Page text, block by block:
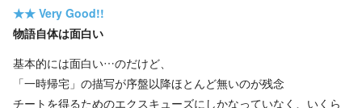
★★ Very Good!!
物語自体は面白い
基本的には面白い…のだけど、
「一時帰宅」の描写が序盤以降ほとんど無いのが残念
チートを得るためのエクスキューズにしかなっていなく、いくら